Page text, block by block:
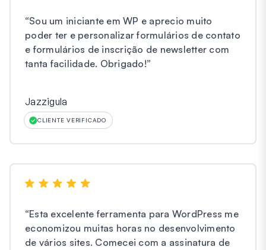
“Sou um iniciante em WP e aprecio muito
poder ter e personalizar formulários de contato
e formulários de inscrição de newsletter com
tanta facilidade. Obrigado!”
Jazzigula
CLIENTE VERIFICADO
“Esta excelente ferramenta para WordPress me
economizou muitas horas no desenvolvimento
de vários sites. Comecei com a assinatura de